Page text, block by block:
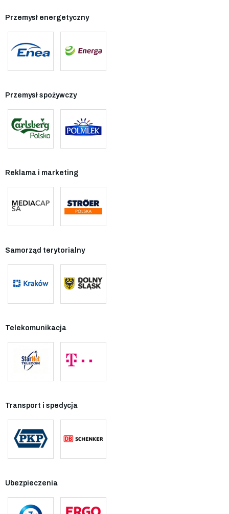
Przemysł energetyczny
Przemysł spożywczy
Reklama i marketing
Samorząd terytorialny
Telekomunikacja
Transport i spedycja
Ubezpieczenia